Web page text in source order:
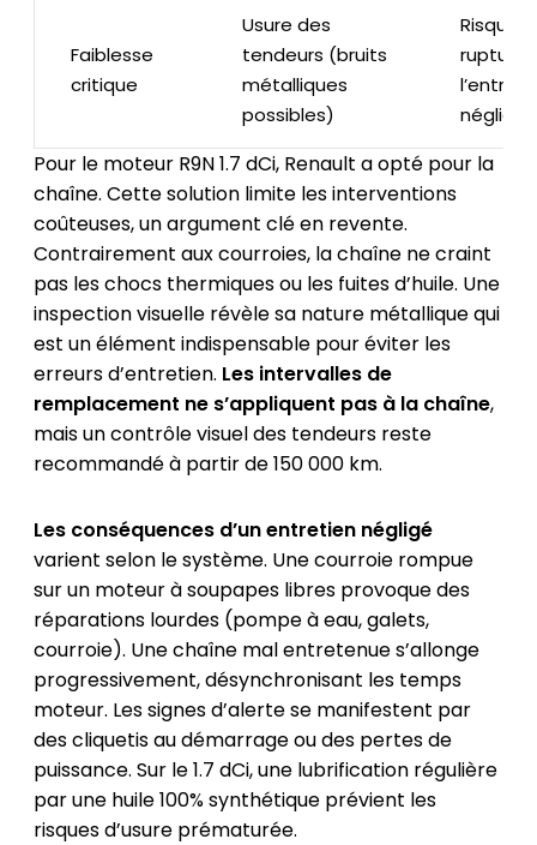
Faiblesse
critique
Usure des
tendeurs (bruits
métalliques
possibles)
Risque
rupture
négligé
Pour le moteur R9N 1.7 dCi, Renault a opté pour la
chaîne. Cette solution limite les interventions
coûteuses, un argument clé en revente.
Contrairement aux courroies, la chaîne ne craint
pas les chocs thermiques ou les fuites d’huile. Une
inspection visuelle révèle sa nature métallique qui
est un élément indispensable pour éviter les
erreurs d’entretien. Les intervalles de
remplacement ne s’appliquent pas à la chaîne,
mais un contrôle visuel des tendeurs reste
recommandé à partir de 150 000 km.
Les conséquences d’un entretien négligé
varient selon le système. Une courroie rompue
sur un moteur à soupapes libres provoque des
réparations lourdes (pompe à eau, galets,
courroie). Une chaîne mal entretenue s’allonge
progressivement, désynchronisant les temps
moteur. Les signes d’alerte se manifestent par
des cliquetis au démarrage ou des pertes de
puissance. Sur le 1.7 dCi, une lubrification régulière
par une huile 100% synthétique prévient les
risques d’usure prématurée.